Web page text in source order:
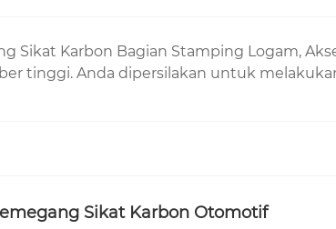
Karbon Bagian Stamping Logam,
tinggi. Anda dipersilakan untuk
Sikat Karbon Otomotif